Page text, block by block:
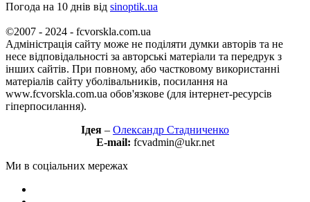
Погода на 10 днів від sinoptik.ua
©2007 - 2024 - fcvorskla.com.ua
Адміністрація сайту може не поділяти думки авторів та не
несе відповідальності за авторські матеріали та передрук з
інших сайтів. При повному, або частковому використанні
матеріалів сайту уболівальників, посилання на
www.fcvorskla.com.ua обов'язкове (для інтернет-ресурсів
гіперпосилання).
Ідея – Олександр Стадниченко
E-mail: fcvadmin@ukr.net
Ми в соціальних мережах